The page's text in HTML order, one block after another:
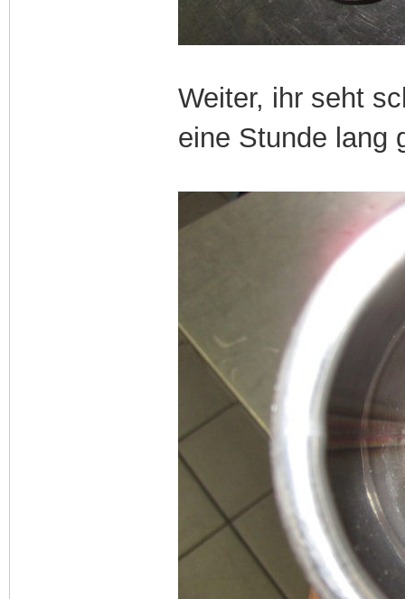
Weiter, ihr seht
eine Stunde lang